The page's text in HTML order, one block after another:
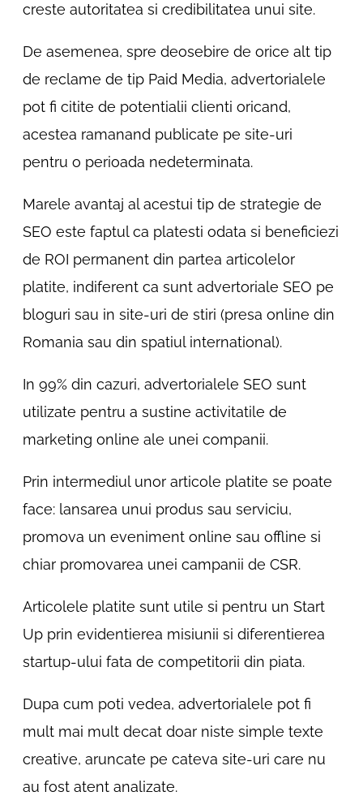
creste autoritatea si credibilitatea unui site.
De asemenea, spre deosebire de orice alt tip
de reclame de tip Paid Media, advertorialele
pot fi citite de potentialii clienti oricand,
acestea ramanand publicate pe site-uri
pentru o perioada nedeterminata.
Marele avantaj al acestui tip de strategie de
SEO este faptul ca platesti odata si beneficiezi
de ROI permanent din partea articolelor
platite, indiferent ca sunt advertoriale SEO pe
bloguri sau in site-uri de stiri (presa online din
Romania sau din spatiul international).
In 99% din cazuri, advertorialele SEO sunt
utilizate pentru a sustine activitatile de
marketing online ale unei companii.
Prin intermediul unor articole platite se poate
face: lansarea unui produs sau serviciu,
promova un eveniment online sau offline si
chiar promovarea unei campanii de CSR.
Articolele platite sunt utile si pentru un Start
Up prin evidentierea misiunii si diferentierea
startup-ului fata de competitorii din piata.
Dupa cum poti vedea, advertorialele pot fi
mult mai mult decat doar niste simple texte
creative, aruncate pe cateva site-uri care nu
au fost atent analizate.